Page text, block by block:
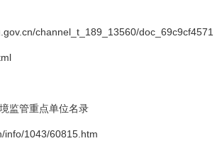
channel_t_189_13560/doc_69c9cf4571
监管重点单位名录
info/1043/60815.htm